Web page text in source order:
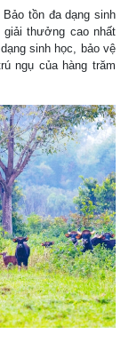
tồn đa dạng sinh
giải thưởng cao nhất
sinh học, bảo vệ
ngụ của hàng trăm